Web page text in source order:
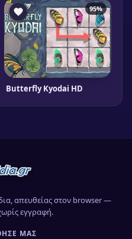
95%
Butterfly Kyodai HD
απευθείας στον browser —
εγγραφή.
ΜΑΣ